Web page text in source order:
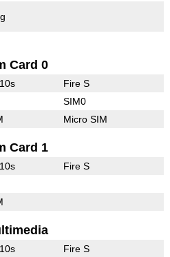
Card 0
Fire S
SIM0
Micro SIM
Card 1
Fire S
Fire S